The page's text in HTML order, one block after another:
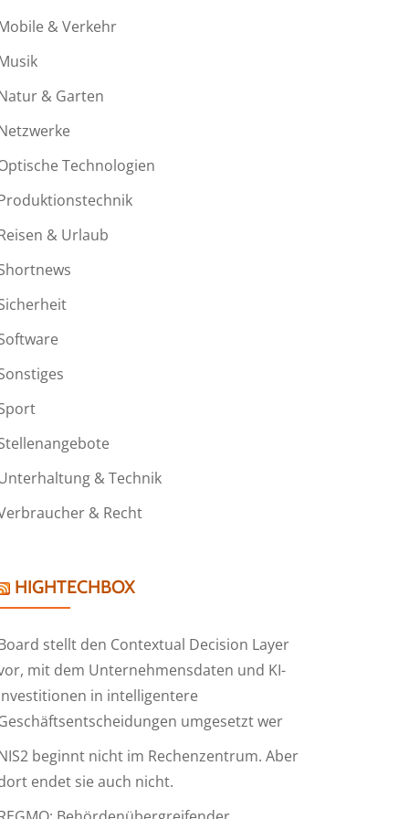
& Verkehr
& Garten
Technologien
& Urlaub
& Technik
& Recht
HIGHTECHBOX
stellt den Contextual Decision Layer
mit dem Unternehmensdaten und KI-
in intelligentere
umgesetzt wer
beginnt nicht im Rechenzentrum. Aber
endet sie auch nicht.